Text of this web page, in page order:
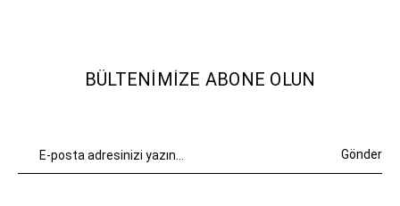
BÜLTENIMIZE ABONE OLUN
Gönder